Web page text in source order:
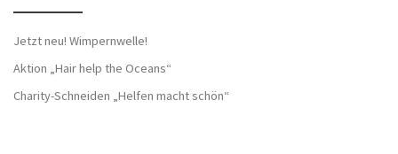
Jetzt neu! Wimpernwelle!
Aktion „Hair help the Oceans“
Charity-Schneiden „Helfen macht schön“